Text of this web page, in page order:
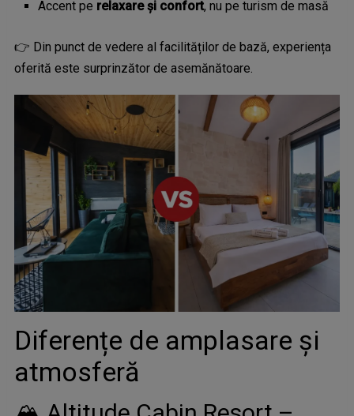
Accent pe relaxare și confort, nu pe turism de masă
👉 Din punct de vedere al facilităților de bază, experiența
oferită este surprinzător de asemănătoare.
Diferențe de amplasare și
atmosferă